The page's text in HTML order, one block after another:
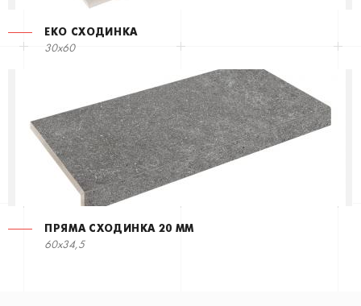
ЕКО СХОДИНКА
30x60
ПРЯМА СХОДИНКА 20 ММ
60x34,5